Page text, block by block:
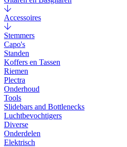
Accessoires
Stemmers
Capo's
Standen
Koffers en Tassen
Riemen
Plectra
Onderhoud
Tools
Slidebars and Bottlenecks
Luchtbevochtigers
Diverse
Onderdelen
Elektrisch